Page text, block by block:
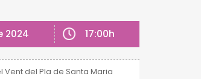
2024 17:00h
Vent del Pla de Santa Maria